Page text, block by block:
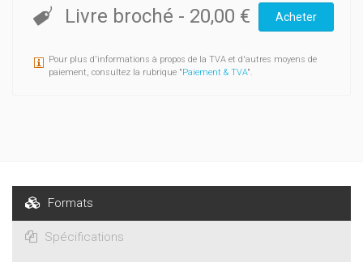
pas nécessairement étudié le latin auparavant. Le choix et
l’ordre des thèmes traités ont été dictés par la volonté de
systématique des problèmes posés par l’étude des langues
romanes – européennes et extra-européennes, dans leurs
Livre broché - 20,00 € Acheter
Pour plus d'informations à propos de la TVA et d'autres moyens de
paiement, consultez la rubrique "Paiement & TVA".
Formats
Spécifications